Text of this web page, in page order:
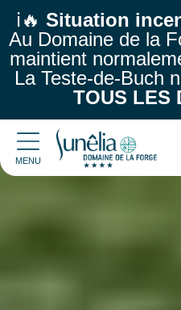
ℹ️🔥 Situation
Au Domaine de la
maintient
La Teste-de-Buch
TOUS LES
MENU